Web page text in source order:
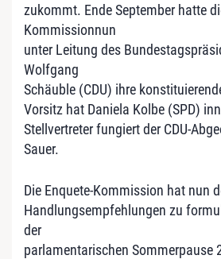
zukommt. Ende September hatte
Kommissionnun
unter Leitung des
Wolfgang
Schäuble (CDU) ihre
Vorsitz hat Daniela Kolbe (SPD)
Stellvertreter fungiert der CDU-
Sauer.
Die Enquete-Kommission hat nun
Handlungsempfehlungen zu
der
parlamentarischen Sommerpause